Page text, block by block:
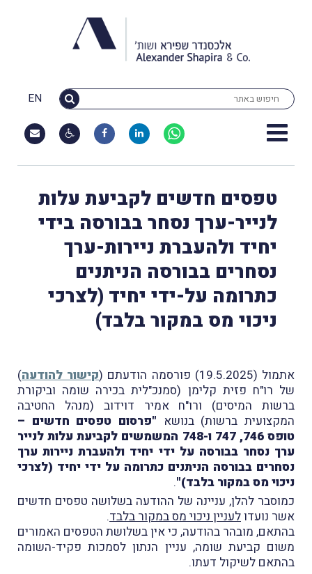
EN
טפסים חדשים לקביעת עלות
לנייר-ערך נסחר בבורסה בידי
יחיד ולהעברת ניירות-ערך
נסחרים בבורסה הניתנים
כתרומה על-ידי יחיד (לצרכי
ניכוי מס במקור בלבד)
אתמול (19.5.2025) פורסמה הודעתם ( קישור להודעה)
של רו"ח פזית קלימן (סמנכ"לית בכירה שומה וביקורת
ברשות המיסים) ורו"ח אמיר דוידוב (מנהל החטיבה
המקצועית ברשות) בנושא "פרסום טפסים חדשים –
טופס 746, 747 ו-748 המשמשים לקביעת עלות לנייר
ערך נסחר בבורסה על ידי יחיד ולהעברת ניירות ערך
נסחרים בבורסה הניתנים כתרומה על ידי יחיד (לצרכי
ניכוי מס במקור בלבד)".
כמוסבר להלן, עניינה של ההודעה בשלושה טפסים חדשים
אשר נועדולעניין ניכוי מס במקור בלבד.
בהתאם, מובהר בהודעה, כי אין בשלושת הטפסים האמורים
משום קביעת שומה, עניין הנתון לסמכות פקיד-השומה
בהתאם לשיקול דעתו.